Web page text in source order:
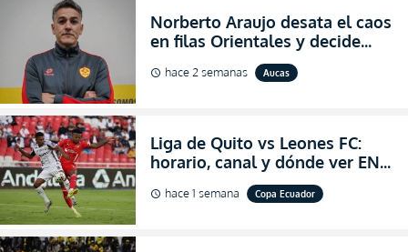
Norberto Araujo desata el caos
en filas Orientales y decide
abandonar la dirección técnica
de Aucas
schedule hace 2 semanas Aucas
Liga de Quito vs Leones FC:
horario, canal y dónde ver EN
VIVO los octavos de final de la
Copa Ecuador 2026
schedule hace 1 semana Copa Ecuador